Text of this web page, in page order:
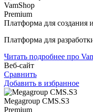
VamShop
Premium
Платформа для создания
Платформа для
Читать подробнее про
Веб-сайт
Сравнить
Добавить в избранное
Megagroup CMS.S3
Premium